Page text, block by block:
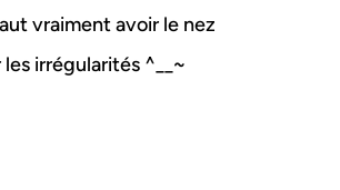
vraiment avoir le nez
irrégularités ^__~